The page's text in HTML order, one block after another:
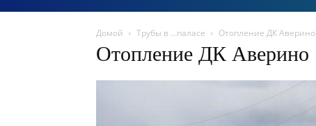
Домой Трубы в …паласе Отопление ДК Аверино
Отопление ДК Аверино